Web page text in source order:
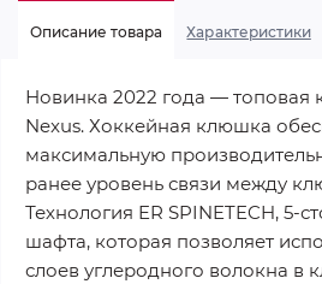
Описание товара Характеристики
Новинка 2022 года — топовая
Nexus. Хоккейная клюшка
максимальную
ранее уровень связи между
Технология ER SPINETECH, 5-
шафта, которая позволяет
слоев углеродного волокна в